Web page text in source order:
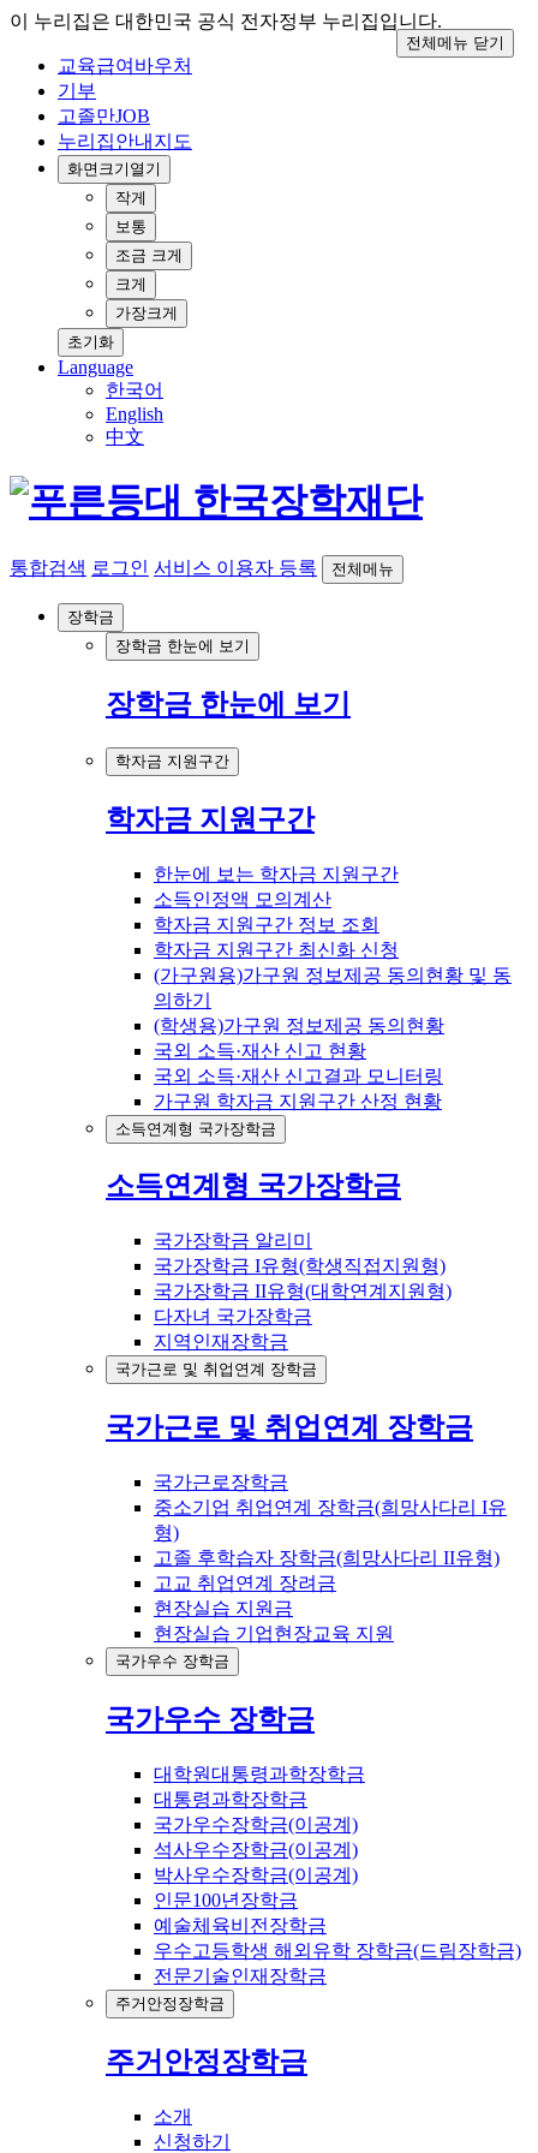
이 누리집은 대한민국 공식 전자정부 누리집입니다.
교육급여바우처
기부
고졸만JOB
누리집안내지도
화면크기 열기
작게
보통
조금 크게
크게
가장크게
초기화
Language
한국어
English
中文
통합검색 로그인 서비스 이용자 등록 전체메뉴
장학금
장학금 한눈에 보기
장학금 한눈에 보기
학자금 지원구간
학자금 지원구간
한눈에 보는 학자금 지원구간
소득인정액 모의계산
학자금 지원구간 정보 조회
학자금 지원구간 최신화 신청
(가구원용)가구원 정보제공 동의현황 및 동
의하기
(학생용)가구원 정보제공 동의현황
국외 소득·재산 신고 현황
국외 소득·재산 신고결과 모니터링
가구원 학자금 지원구간 산정 현황
소득연계형 국가장학금
소득연계형 국가장학금
국가장학금 알리미
국가장학금 I유형(학생직접지원형)
국가장학금 II유형(대학연계지원형)
다자녀 국가장학금
지역인재장학금
국가근로 및 취업연계 장학금
국가근로 및 취업연계 장학금
국가근로장학금
중소기업 취업연계 장학금(희망사다리 I유
형)
고졸 후학습자 장학금(희망사다리 II유형)
고교 취업연계 장려금
현장실습 지원금
현장실습 기업현장교육 지원
국가우수 장학금
국가우수 장학금
대학원대통령과학장학금
대통령과학장학금
국가우수장학금(이공계)
석사우수장학금(이공계)
박사우수장학금(이공계)
인문100년장학금
예술체육비전장학금
우수고등학생 해외유학 장학금(드림장학금)
전문기술인재장학금
주거안정장학금
주거안정장학금
소개
신청하기
전체메뉴 닫기